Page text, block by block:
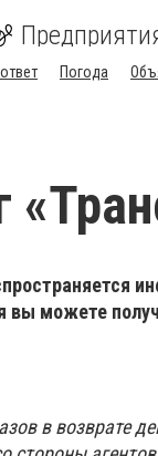
Погода
можете
в возврате